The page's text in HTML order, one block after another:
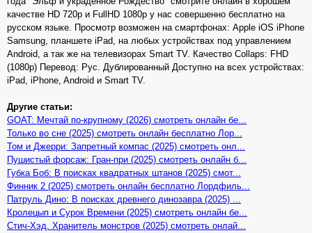
качестве HD 720p и FullHD 1080p у нас совершенно бесплатно на
русском языке. Просмотр возможен на смартфонах: Apple iOS iPhone
Samsung, планшете iPad, на любых устройствах под управлением
Android, а так же на телевизорах Smart TV. Качество Collaps: FHD
(1080p) Перевод: Рус. Дублированный Доступно на всех устройствах:
iPad, iPhone, Android и Smart TV.
Другие статьи:
GOAT: Мечтай по-крупному (2026) смотреть онлайн бе...
Только во сне (2025) смотреть онлайн бесплатно Лор...
Том и Джерри: Запретный компас (2025) смотреть онл...
Пушистый форсаж: Гран-при (2025) смотреть онлайн б...
Губка Боб: В поисках квадратных штанов (2025) смот...
Финник 2 (2025) смотреть онлайн бесплатно Лордфиль...
Патруль Дино: В поисках древнего динозавра (2025) ...
Кролецып и Сурок Времени (2025) смотреть онлайн бе...
Стич-Хэд. Хранитель монстров (2025) смотреть онлай...